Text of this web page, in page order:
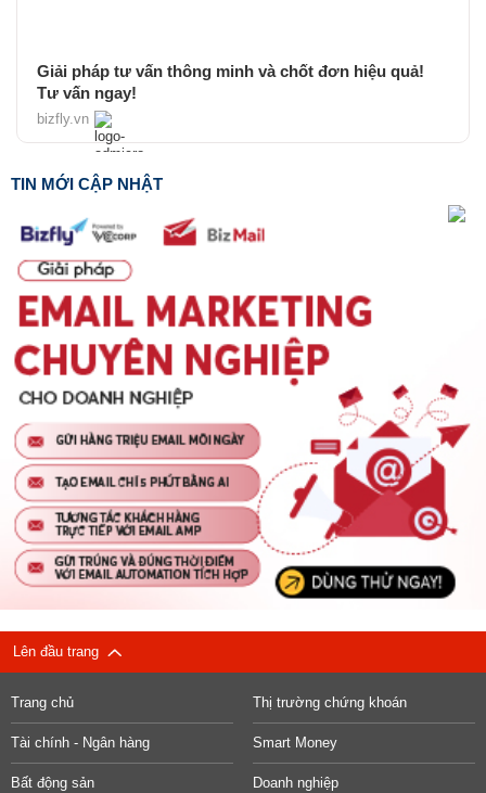
Giải pháp tư vấn thông minh và chốt đơn hiệu quả!
Tư vấn ngay!
bizfly.vn
TIN MỚI CẬP NHẬT
Lên đầu trang
Trang chủ Thị trường chứng khoán
Tài chính - Ngân hàng Smart Money
Bất động sản Doanh nghiệp